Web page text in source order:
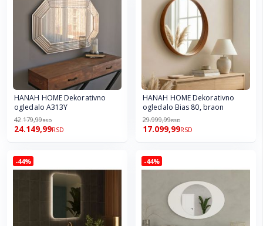
HANAH HOME Dekorativno
ogledalo A313Y
42.179,99RSD
24.149,99RSD
HANAH HOME Dekorativno
ogledalo Bias 80, braon
29.999,99RSD
17.099,99RSD
-44% -44%